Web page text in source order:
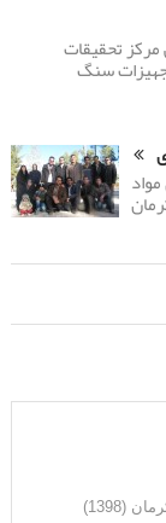
تحقیقات
سنگ
(1398)